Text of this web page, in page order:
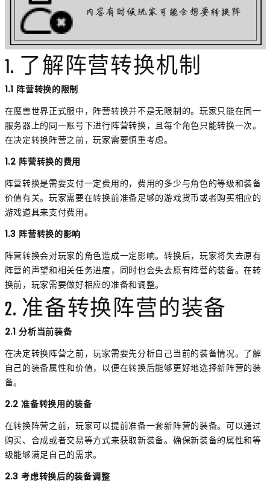
1. 了解阵营转换机制
1.1 阵营转换的限制
在魔兽世界正式服中，阵营转换并不是无限制的。玩家只能在同一
服务器上的同一账号下进行阵营转换，且每个角色只能转换一次。
在决定转换阵营之前，玩家需要慎重考虑。
1.2 阵营转换的费用
阵营转换是需要支付一定费用的，费用的多少与角色的等级和装备
价值有关。玩家需要在转换前准备足够的游戏货币或者购买相应的
游戏道具来支付费用。
1.3 阵营转换的影响
阵营转换会对玩家的角色造成一定影响。转换后，玩家将失去原有
阵营的声望和相关任务进度，同时也会失去原有阵营的装备。在转
换前，玩家需要做好相应的准备和调整。
2. 准备转换阵营的装备
2.1 分析当前装备
在决定转换阵营之前，玩家需要先分析自己当前的装备情况。了解
自己的装备属性和价值，以便在转换后能够更好地选择新阵营的装
备。
2.2 准备转换用的装备
在转换阵营之前，玩家可以提前准备一套新阵营的装备。可以通过
购买、合成或者交易等方式来获取新装备。确保新装备的属性和等
级能够满足自己的需求。
2.3 考虑转换后的装备调整